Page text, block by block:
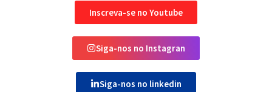
Inscreva-se no Youtube
Siga-nos no Instagran
Siga-nos no linkedin